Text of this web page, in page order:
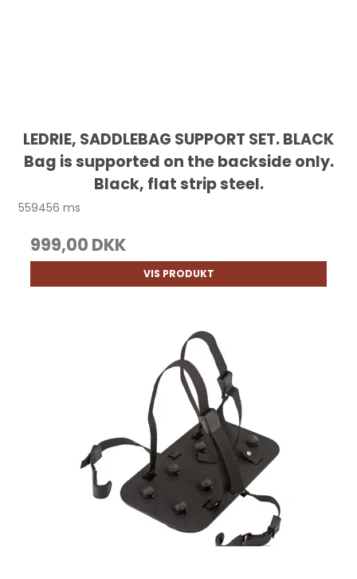
LEDRIE, SADDLEBAG SUPPORT SET. BLACK
Bag is supported on the backside only.
Black, flat strip steel.
559456 ms
999,00 DKK
VIS PRODUKT